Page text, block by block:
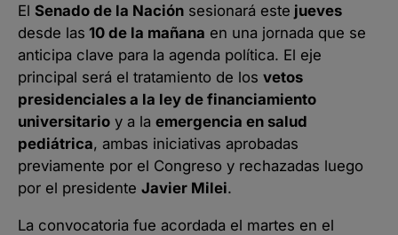
El Senado de la Nación sesionará este jueves
desde las 10 de la mañana en una jornada que se
anticipa clave para la agenda política. El eje
principal será el tratamiento de los vetos
presidenciales a la ley de financiamiento
universitario y a la emergencia en salud
pediátrica, ambas iniciativas aprobadas
previamente por el Congreso y rechazadas luego
por el presidente Javier Milei.
La convocatoria fue acordada el martes en el